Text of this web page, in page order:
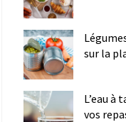
sur la
L’eau à
vos